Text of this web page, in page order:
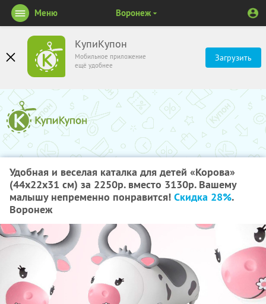
КупиКупон
Мобильное приложение
ещё удобнее
Загрузить
Меню Воронеж
Удобная и веселая каталка для детей «Корова»
(44х22х31 см) за 2250р. вместо 3130р. Вашему
малышу непременно понравится! Скидка 28%.
Воронеж